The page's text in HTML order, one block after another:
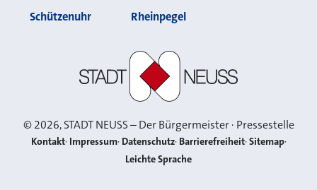
Schützenuhr Rheinpegel
©2026, STADT NEUSS – Der Bürgermeister · Pressestelle
Kontakt Impressum Datenschutz Barrierefreiheit Sitemap
Leichte Sprache